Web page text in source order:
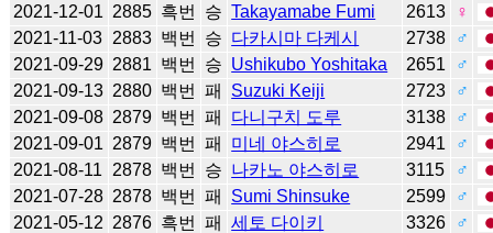
2021-12-01 2885 흑번 승 Takayamabe Fumi 2613
♀
2021-11-03 2883 백번 승 다카시마 다케시 2738
♂
2021-09-29 2881 백번 승 Ushikubo Yoshitaka 2651
♂
2021-09-13 2880 백번 패 Suzuki Keiji 2723
♂
2021-09-08 2879 백번 패 다니구치 도루 3138
♂
2021-09-01 2879 백번 패 미네 야스히로 2941
♂
2021-08-11
2878 백번 승 나카노 야스히로 3115
♂
2021-07-28 2878 백번 패 Sumi Shinsuke 2599
♂
2021-05-12 2876 흑번 패 세토 다이키 3326
♂